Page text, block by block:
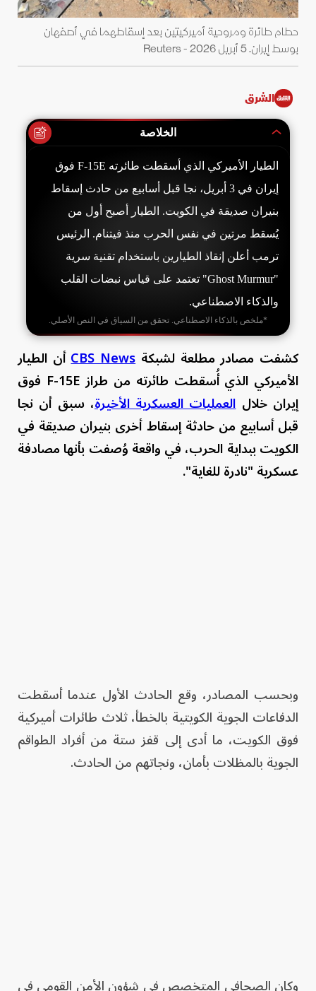
حطام طائرة ومروحية أميركيتين بعد إسقاطهما في أصفهان
بوسط إيران. 5 أبريل 2026 - Reuters
الشرق
الخلاصة
الطيار الأميركي الذي أسقطت طائرته F-15E فوق
إيران في 3 أبريل، نجا قبل أسابيع من حادث إسقاط
بنيران صديقة في الكويت. الطيار أصبح أول من
يُسقط مرتين في نفس الحرب منذ فيتنام. الرئيس
ترمب أعلن إنقاذ الطيارين باستخدام تقنية سرية
"Ghost Murmur" تعتمد على قياس نبضات القلب
والذكاء الاصطناعي.
*ملخص بالذكاء الاصطناعي. تحقق من السياق في النص الأصلي.
كشفت مصادر مطلعة لشبكةCBS Newsأن الطيار
الأميركي الذي أُسقطت طائرته من طراز F-15E فوق
إيران خلالالعمليات العسكرية الأخيرة، سبق أن نجا
قبل أسابيع من حادثة إسقاط أخرى بنيران صديقة في
الكويت ببداية الحرب، في واقعة وُصفت بأنها مصادفة
عسكرية "نادرة للغاية".
وبحسب المصادر، وقع الحادث الأول عندما أسقطت
الدفاعات الجوية الكويتية بالخطأ، ثلاث طائرات أميركية
فوق الكويت، ما أدى إلى قفز ستة من أفراد الطواقم
الجوية بالمظلات بأمان، ونجاتهم من الحادث.